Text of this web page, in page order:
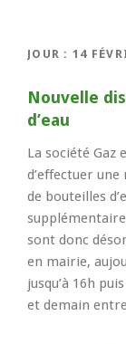
JOUR : 14
Nouvelle
d’eau
La société Gaz
d’effectuer
de bouteilles
sont donc
en mairie,
jusqu’à 16h
et demain